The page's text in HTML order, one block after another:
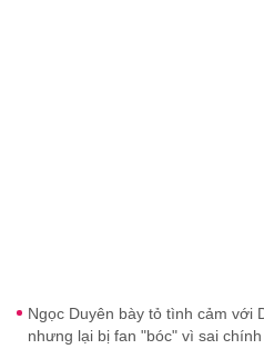
Ngọc Duyên bày tỏ tình cảm với
nhưng lại bị fan "bóc" vì sai chính